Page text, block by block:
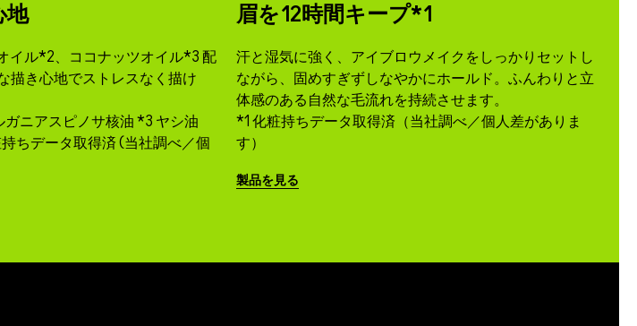
地
イル*2、ココナッツオイル*3 配
描き心地でストレスなく描け
ニアスピノサ核油 *3 ヤシ油
ちデータ取得済 (当社調べ／個
眉を12時間キープ*1
汗と湿気に強く、アイブロウメイクをしっかりセットし
ながら、固めすぎずしなやかにホールド。ふんわりと立
体感のある自然な毛流れを持続させます。
*1 化粧持ちデータ取得済（当社調べ／個人差がありま
す）
製品を見る